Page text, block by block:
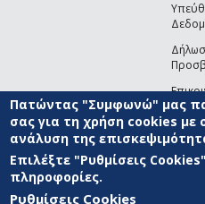
© ΠΑΝΕΠΙΣΤΗΜΙΟ ΑΙΓΑΙΟΥ ΟΡΟΙ
ΑΝΑΠΤΥΞΗΣ
Πατώντας "Συμφωνώ" μας
σας για τη χρήση cookies με
ανάλυση της
Επιλέξτε "Ρυθμίσεις
πληροφορίες.
Ρυθμίσεις Cookies